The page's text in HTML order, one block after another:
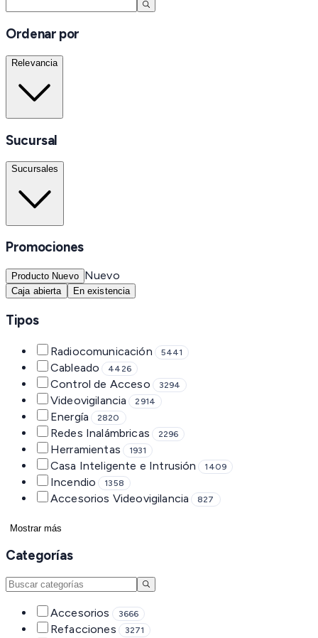
Ordenar por
Relevancia
Sucursal
Sucursales
Promociones
Producto Nuevo Nuevo
Caja abierta En existencia
Tipos
Radiocomunicación 5441
Cableado 4426
Control de Acceso 3294
Videovigilancia 2914
Energía 2820
Redes Inalámbricas 2296
Herramientas 1931
Casa Inteligente e Intrusión 1409
Incendio 1358
Accesorios Videovigilancia 827
Mostrar más
Categorías
Accesorios 3666
Refacciones 3271